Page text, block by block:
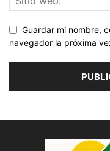
Guardar mi nombre,
navegador la próxima